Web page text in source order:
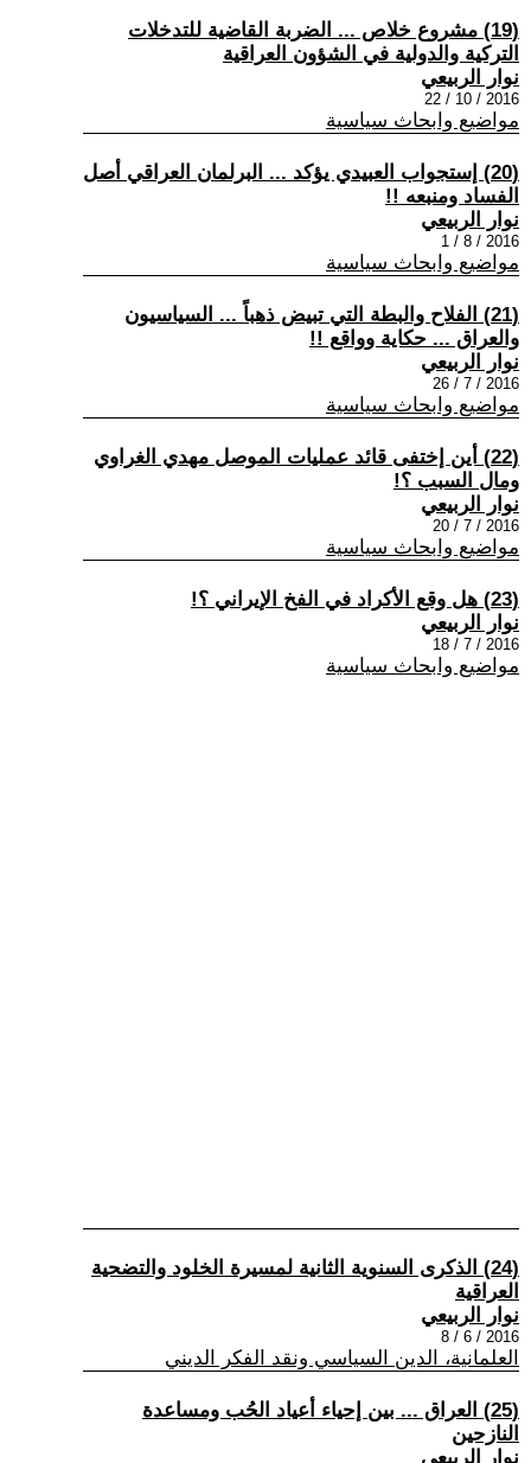
(19) مشروع خلاص ... الضربة القاضية للتدخلات
التركية والدولية في الشؤون العراقية
نوار الربيعي
2016 / 10 / 22
مواضيع وابحاث سياسية
(20) إستجواب العبيدي يؤكد ... البرلمان العراقي أصل
الفساد ومنبعه !!
نوار الربيعي
2016 / 8 / 1
مواضيع وابحاث سياسية
(21) الفلاح والبطة التي تبيض ذهباً ... السياسيون
والعراق ... حكاية وواقع !!
نوار الربيعي
2016 / 7 / 26
مواضيع وابحاث سياسية
(22) أين إختفى قائد عمليات الموصل مهدي الغراوي
ومال السبب ؟!
نوار الربيعي
2016 / 7 / 20
مواضيع وابحاث سياسية
(23) هل وقع الأكراد في الفخ الإيراني ؟!
نوار الربيعي
2016 / 7 / 18
مواضيع وابحاث سياسية
(24) الذكرى السنوية الثانية لمسيرة الخلود والتضحية
العراقية
نوار الربيعي
2016 / 6 / 8
العلمانية، الدين السياسي ونقد الفكر الديني
(25) العراق ... بين إحياء أعياد الحُب ومساعدة
النازحين
نوار الربيعي